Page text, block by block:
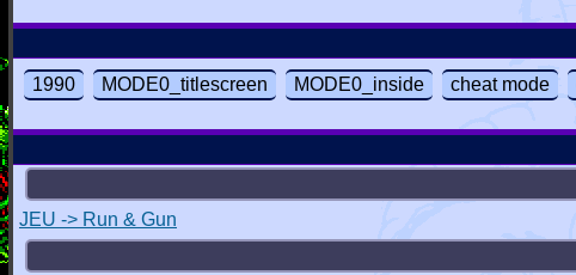
1990 MODE0_titlescreen MODE0_inside cheat mode
JEU -> Run & Gun